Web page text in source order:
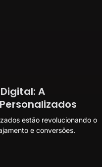
A
estão revolucionando o
e conversões.